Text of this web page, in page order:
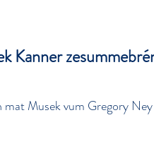
Kanner
Musek vum Gregory Ney